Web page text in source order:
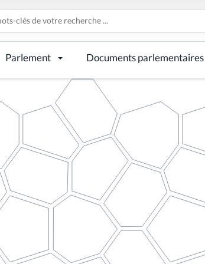
Parlement Documents parlementaires